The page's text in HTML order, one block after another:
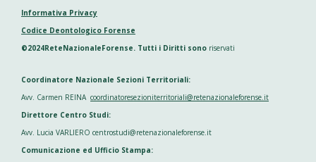
Informativa Privacy
Codice Deontologico Forense
©2024ReteNazionaleForense. Tutti i Diritti sono riservati
Coordinatore Nazionale Sezioni Territoriali:
Avv. Carmen REINA coordinatoresezioniterritoriali@retenazionaleforense.it
Direttore Centro Studi:
Avv. Lucia VARLIERO centrostudi@retenazionaleforense.it
Comunicazione ed Ufficio Stampa: